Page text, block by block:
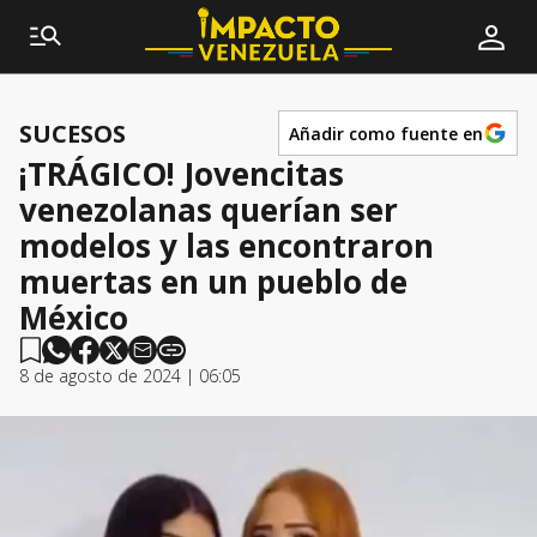
SUCESOS Añadir como fuente en
¡TRÁGICO! Jovencitas
venezolanas querían ser
modelos y las encontraron
muertas en un pueblo de
México
8 de agosto de 2024 | 06:05